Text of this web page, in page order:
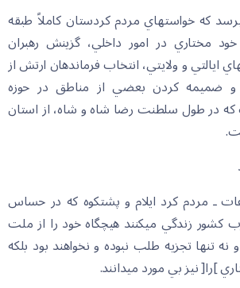
كه خواستهاي مردم كردستان كاملاً طبقه
مختاري در امور داخلي، گزينش رهبران
ايالتي و ولايتي، انتخاب فرماندهان ارتش از
ضميمه كردن بعضي از مناطق در حوزه
در طول سلطنت رضا شاه و شاه، از استان
ـ مردم كرد ايلام و پشتكوه كه در حساس
كشور زندگي مي‏كنند هيچگاه خود را از ملت
نه تنها تجزيه طلب نبوده و نخواهند بود بلكه
]را[ نيز بي مورد مي‏دانند.